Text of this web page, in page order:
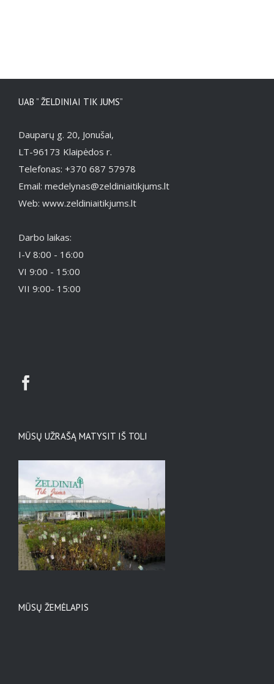
UAB ” ŽELDINIAI TIK JUMS”
Dauparų g. 20, Jonušai,
LT-96173 Klaipėdos r.
Telefonas: +370 687 57978
Email: medelynas@zeldiniaitikjums.lt
Web: www.zeldiniaitikjums.lt
Darbo laikas:
I-V 8:00 - 16:00
VI 9:00 - 15:00
VII 9:00- 15:00
MŪSŲ UŽRAŠĄ MATYSIT IŠ TOLI
MŪSŲ ŽEMĖLAPIS